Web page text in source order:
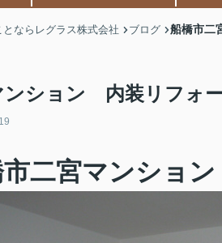
ならレグラス株式会社 ブログ 船橋市二
ンション 内装リフォ
市二宮マンショ